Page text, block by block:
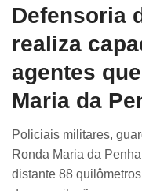
Defensoria
realiza
agentes
Maria da
Policiais militares,
Ronda Maria da
distante 88